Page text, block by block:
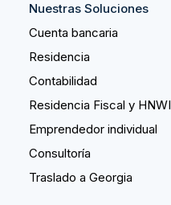
Nuestras Soluciones
Cuenta bancaria
Residencia
Contabilidad
Residencia Fiscal y HNWI
Emprendedor individual
Consultoría
Traslado a Georgia